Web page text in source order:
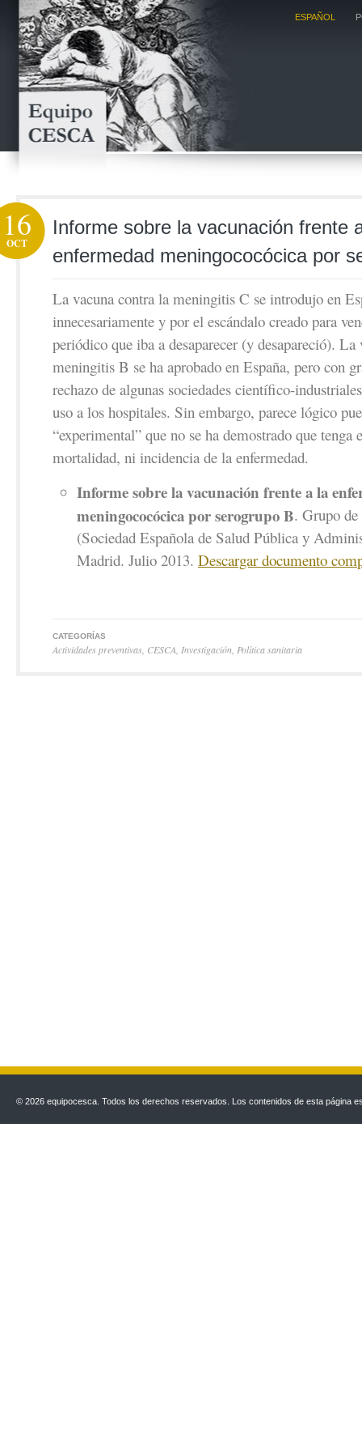
ESPAÑOL
Informe sobre la vacunación frente
enfermedad meningococócica por
16
OCT
La vacuna contra la meningitis C se introdujo en
innecesariamente y por el escándalo creado para
periódico que iba a desaparecer (y desapareció). La
meningitis B se ha aprobado en España, pero con
rechazo de algunas sociedades científico-
uso a los hospitales. Sin embargo, parece lógico
“experimental” que no se ha demostrado que tenga
mortalidad, ni incidencia de la enfermedad.
Informe sobre la vacunación frente a la
meningococócica por serogrupo B. Grupo
(Sociedad Española de Salud Pública y
Madrid. Julio 2013. Descargar documento
CATEGORÍAS
Actividades preventivas CESCA Investigación Política sanitaria
© 2026 equipocesca. Todos los derechos reservados. Los contenidos de esta página